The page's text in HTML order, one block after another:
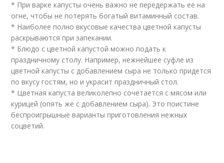
* При варке капусты очень важно не передержать ее на
огне, чтобы не потерять богатый витаминный состав.
* Наиболее полно вкусовые качества цветной капусты
раскрываются при запекании.
* Блюдо с цветной капустой можно подать к
праздничному столу. Например, нежнейшее суфле из
цветной капусты с добавлением сыра не только придется
по вкусу гостям, но и украсит праздничный стол.
* Цветная капуста великолепно сочетается с мясом или
курицей (опять же с добавлением сыра). Это поистине
беспроигрышные варианты приготовления нежных
соцветий.